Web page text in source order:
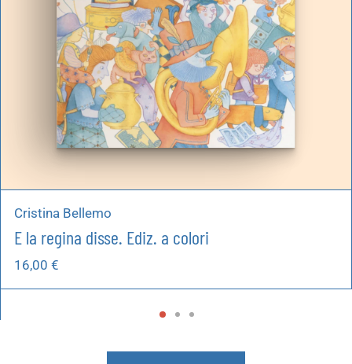
Cristina Bellemo
E la regina disse. Ediz. a colori
16,00 €